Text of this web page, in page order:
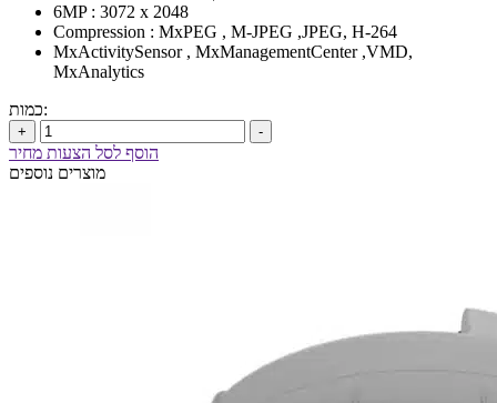
6MP : 3072 x 2048
Compression : MxPEG , M-JPEG ,JPEG, H-264
MxActivitySensor , MxManagementCenter ,VMD,
MxAnalytics
כמות:
+ -
הוסף לסל הצעות מחיר
מוצרים נוספים